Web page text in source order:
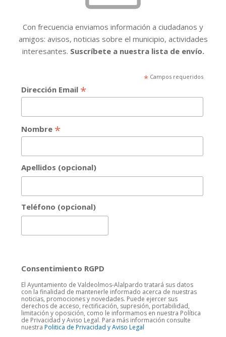
Con frecuencia enviamos información a ciudadanos y
amigos: avisos, noticias sobre el municipio, actividades
interesantes. Suscríbete a nuestra lista de envío.
*Campos requeridos
Dirección Email *
Nombre *
Apellidos (opcional)
Teléfono (opcional)
Consentimiento RGPD
El Ayuntamiento de Valdeolmos-Alalpardo tratará sus datos
con la finalidad de mantenerle informado acerca de nuestras
noticias, promociones y novedades. Puede ejercer sus
derechos de acceso, rectificación, supresión, portabilidad,
limitación y oposición, como le informamos en nuestra Política
de Privacidad y Aviso Legal. Para más información consulte
nuestra Politica de Privacidad y Aviso Legal